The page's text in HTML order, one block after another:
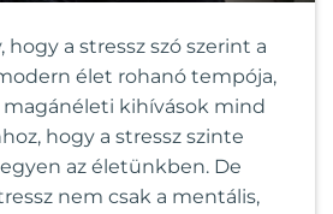
hogy a stressz szó szerint a
élet rohanó tempója,
kihívások mind
hogy a stressz szinte
az életünkben. De
nem csak a mentális,